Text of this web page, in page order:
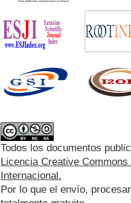
Todos los documentos
Licencia Creative
Internacional.
Por lo que el envío,